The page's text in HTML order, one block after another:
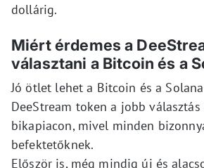
dollárig.
Miért érdemes a
választani a Bitcoin és a
Jó ötlet lehet a Bitcoin és a
DeeStream token a jobb választás
bikapiacon, mivel minden
befektetőknek.
Először is, még mindig új és